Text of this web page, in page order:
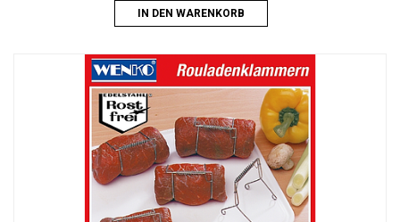
IN DEN WARENKORB